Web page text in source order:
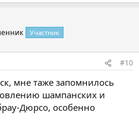
Участник
#10
мне таже запомнилось
шампанских и
Дюрсо, особенно